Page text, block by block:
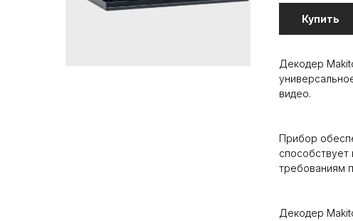
Купить
Декодер
видео.
Прибор
требованиям
Декодер